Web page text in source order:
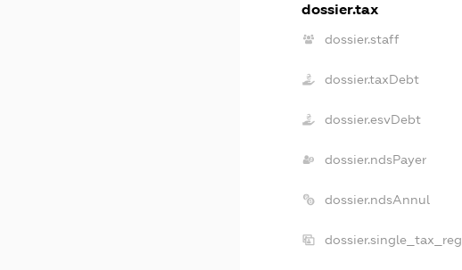
dossier.tax
dossier.staff
dossier.taxDebt
dossier.esvDebt
dossier.ndsPayer
dossier.ndsAnnul
dossier.single_tax_reg